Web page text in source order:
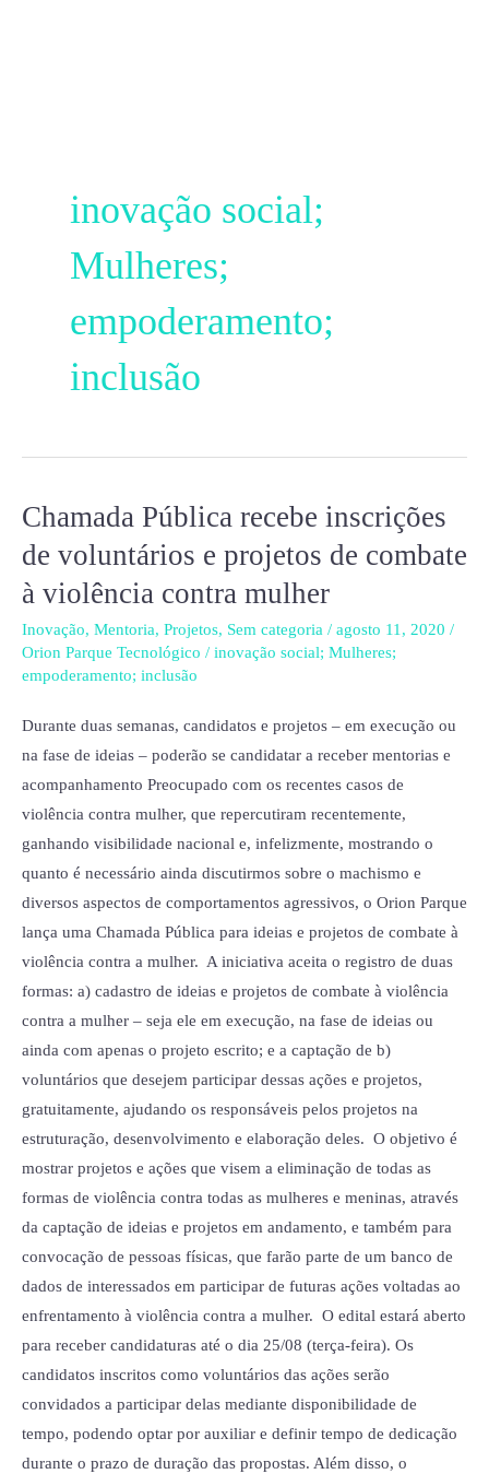
inovação social;
Mulheres;
empoderamento;
inclusão
Chamada Pública recebe inscrições
de voluntários e projetos de combate
à violência contra mulher
Inovação, Mentoria, Projetos, Sem categoria / agosto 11, 2020 /
Orion Parque Tecnológico / inovação social; Mulheres;
empoderamento; inclusão
Durante duas semanas, candidatos e projetos – em execução ou
na fase de ideias – poderão se candidatar a receber mentorias e
acompanhamento Preocupado com os recentes casos de
violência contra mulher, que repercutiram recentemente,
ganhando visibilidade nacional e, infelizmente, mostrando o
quanto é necessário ainda discutirmos sobre o machismo e
diversos aspectos de comportamentos agressivos, o Orion Parque
lança uma Chamada Pública para ideias e projetos de combate à
violência contra a mulher. A iniciativa aceita o registro de duas
formas: a) cadastro de ideias e projetos de combate à violência
contra a mulher – seja ele em execução, na fase de ideias ou
ainda com apenas o projeto escrito; e a captação de b)
voluntários que desejem participar dessas ações e projetos,
gratuitamente, ajudando os responsáveis pelos projetos na
estruturação, desenvolvimento e elaboração deles. O objetivo é
mostrar projetos e ações que visem a eliminação de todas as
formas de violência contra todas as mulheres e meninas, através
da captação de ideias e projetos em andamento, e também para
convocação de pessoas físicas, que farão parte de um banco de
dados de interessados em participar de futuras ações voltadas ao
enfrentamento à violência contra a mulher. O edital estará aberto
para receber candidaturas até o dia 25/08 (terça-feira). Os
candidatos inscritos como voluntários das ações serão
convidados a participar delas mediante disponibilidade de
tempo, podendo optar por auxiliar e definir tempo de dedicação
durante o prazo de duração das propostas. Além disso, o
Chamada
Pública
recebe
inscrições
de
voluntários
projetos
violência
contra
mulher